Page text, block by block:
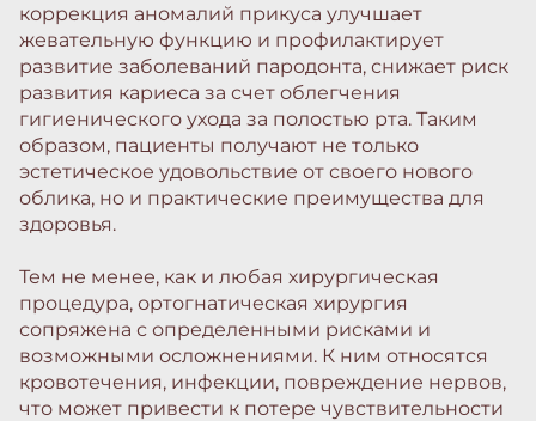
коррекция аномалий прикуса улучшает
жевательную функцию и профилактирует
развитие заболеваний пародонта, снижает риск
развития кариеса за счет облегчения
гигиенического ухода за полостью рта. Таким
образом, пациенты получают не только
эстетическое удовольствие от своего нового
облика, но и практические преимущества для
здоровья.
Тем не менее, как и любая хирургическая
процедура, ортогнатическая хирургия
сопряжена с определенными рисками и
возможными осложнениями. К ним относятся
кровотечения, инфекции, повреждение нервов,
что может привести к потере чувствительности